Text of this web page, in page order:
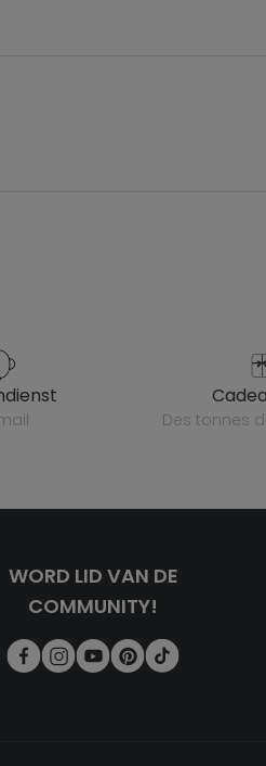
des tonnes
WORD LID VAN DE
COMMUNITY!